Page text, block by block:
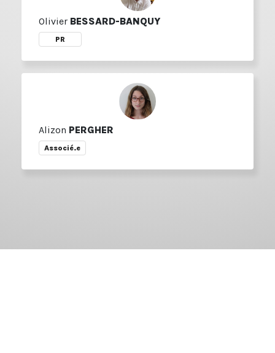
Olivier BESSARD-BANQUY
PR
Alizon PERGHER
Associé.e